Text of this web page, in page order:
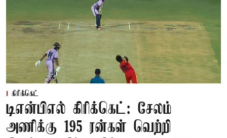
கிரிக்கெட்
டிஎன்பிஎல் கிரிக்கெட்: சேலம்
அணிக்கு 195 ரன்கள் வெற்றி